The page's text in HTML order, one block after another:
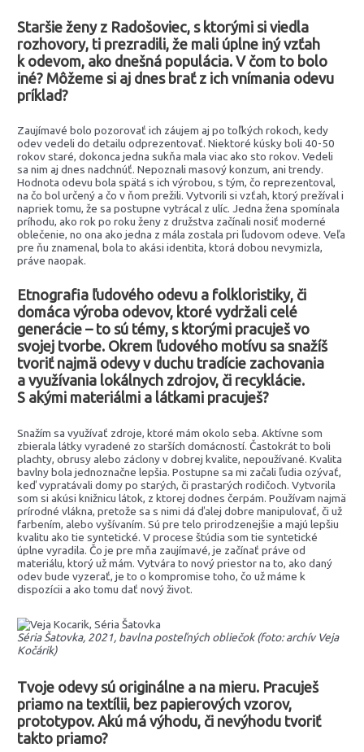
Staršie ženy z Radošoviec, s ktorými si viedla
rozhovory, ti prezradili, že mali úplne iný vzťah
k odevom, ako dnešná populácia. V čom to bolo
iné? Môžeme si aj dnes brať z ich vnímania odevu
príklad?
Zaujímavé bolo pozorovať ich záujem aj po toľkých rokoch, kedy
odev vedeli do detailu odprezentovať. Niektoré kúsky boli 40-50
rokov staré, dokonca jedna sukňa mala viac ako sto rokov. Vedeli
sa nim aj dnes nadchnúť. Nepoznali masový konzum, ani trendy.
Hodnota odevu bola spätá s ich výrobou, s tým, čo reprezentoval,
na čo bol určený a čo v ňom prežili. Vytvorili si vzťah, ktorý prežíval i
napriek tomu, že sa postupne vytrácal z ulíc. Jedna žena spomínala
príhodu, ako rok po roku ženy z družstva začínali nosiť moderné
oblečenie, no ona ako jedna z mála zostala pri ľudovom odeve. Veľa
pre ňu znamenal, bola to akási identita, ktorá dobou nevymizla,
práve naopak.
Etnografia ľudového odevu a folkloristiky, či
domáca výroba odevov, ktoré vydržali celé
generácie – to sú témy, s ktorými pracuješ vo
svojej tvorbe. Okrem ľudového motívu sa snažíš
tvoriť najmä odevy v duchu tradície zachovania
a využívania lokálnych zdrojov, či recyklácie.
S akými materiálmi a látkami pracuješ?
Snažím sa využívať zdroje, ktoré mám okolo seba. Aktívne som
zbierala látky vyradené zo starších domácností. Častokrát to boli
plachty, obrusy alebo záclony v dobrej kvalite, nepoužívané. Kvalita
bavlny bola jednoznačne lepšia. Postupne sa mi začali ľudia ozývať,
keď vypratávali domy po starých, či prastarých rodičoch. Vytvorila
som si akúsi knižnicu látok, z ktorej dodnes čerpám. Používam najmä
prírodné vlákna, pretože sa s nimi dá ďalej dobre manipulovať, či už
farbením, alebo vyšívaním. Sú pre telo prirodzenejšie a majú lepšiu
kvalitu ako tie syntetické. V procese štúdia som tie syntetické
úplne vyradila. Čo je pre mňa zaujímavé, je začínať práve od
materiálu, ktorý už mám. Vytvára to nový priestor na to, ako daný
odev bude vyzerať, je to o kompromise toho, čo už máme k
dispozícii a ako tomu dať nový život.
Séria Šatovka, 2021, bavlna posteľných obliečok (foto: archív Veja
Kočárik)
Tvoje odevy sú originálne a na mieru. Pracuješ
priamo na textílii, bez papierových vzorov,
prototypov. Akú má výhodu, či nevýhodu tvoriť
takto priamo?